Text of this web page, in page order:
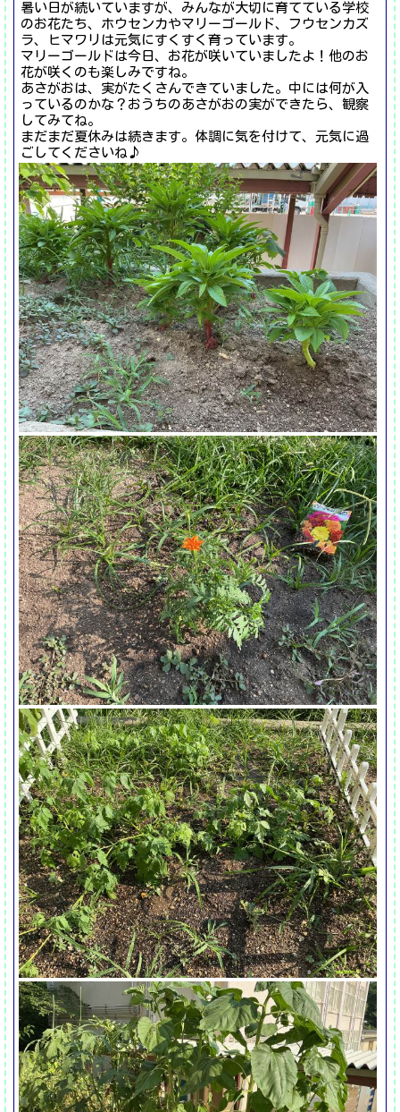
暑い日が続いていますが、みんなが大切に育てている学校
のお花たち、ホウセンカやマリーゴールド、フウセンカズ
ラ、ヒマワリは元気にすくすく育っています。
マリーゴールドは今日、お花が咲いていましたよ！他のお
花が咲くのも楽しみですね。
あさがおは、実がたくさんできていました。中には何が入
っているのかな？おうちのあさがおの実ができたら、観察
してみてね。
まだまだ夏休みは続きます。体調に気を付けて、元気に過
ごしてくださいね♪